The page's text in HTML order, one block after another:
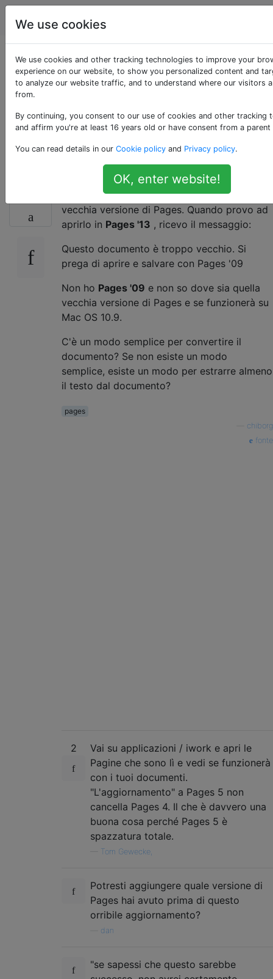
Apple
Come posso
convertire i vecchi
documenti di Pages
in Pages '13?
Ho un documento che ho creato con una
vecchia versione di Pages. Quando provo ad
aprirlo in Pages '13 , ricevo il messaggio:
Questo documento è troppo vecchio. Si
prega di aprire e salvare con Pages '09
Non ho Pages '09 e non so dove sia quella
vecchia versione di Pages e se funzionerà su
Mac OS 10.9.
C'è un modo semplice per convertire il
documento? Se non esiste un modo
semplice, esiste un modo per estrarre almeno
il testo dal documento?
pages
chiborg
fonte
2
Vai su applicazioni / iwork e apri le
Pagine che sono lì e vedi se funzionerà
con i tuoi documenti.
"L'aggiornamento" a Pages 5 non
cancella Pages 4. Il che è davvero una
buona cosa perché Pages 5 è
spazzatura totale.
Tom Gewecke,
Potresti aggiungere quale versione di
Pages hai avuto prima di questo
orribile aggiornamento?
dan
"se sapessi che questo sarebbe
We use cookies
We use cookies and other tracking technologies to improve your
experience on our website, to show you personalized content and
to analyze our website traffic, and to understand where our visitors
from.
By continuing, you consent to our use of cookies and other tracking
and affirm you're at least 16 years old or have consent from a parent
You can read details in our Cookie policy and Privacy policy.
OK, enter website!